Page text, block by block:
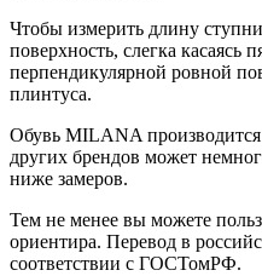
Чтобы измерить длину
поверхность, слегка касаясь
перпендикулярной ровной
плинтуса.
Обувь MILANA
других брендов может
ниже замеров.
Тем не менее вы можете
ориентира. Перевод в
соответствии с ГОСТомРФ.